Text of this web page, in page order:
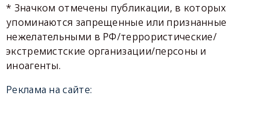
* Значком отмечены публикации, в которых
упоминаются запрещенные или признанные
нежелательными в РФ/террористические/
экстремистские организации/персоны и
иноагенты.
Реклама на сайте: